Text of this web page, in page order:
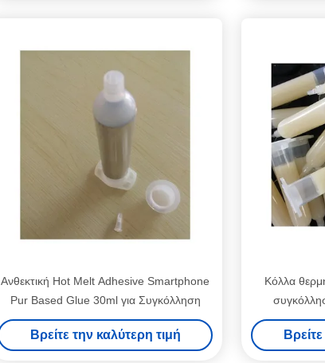
Ανθεκτική Hot Melt Adhesive Smartphone
Pur Based Glue 30ml για Συγκόλληση
Βρείτε την καλύτερη τιμή
Κόλλα